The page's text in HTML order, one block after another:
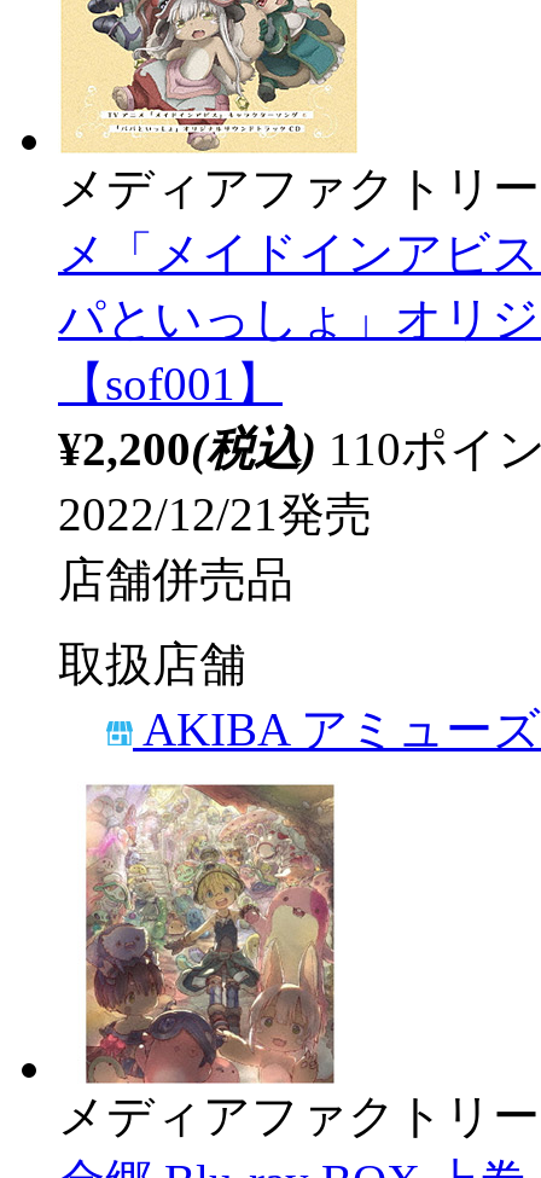
メディアファクトリー
メ「メイドインアビ
パといっしょ」オリ
【sof001】
¥2,200(税込) 110ポイ
2022/12/21発売
店舗併売品
取扱店舗
AKIBA アミュー
メディアファクトリー